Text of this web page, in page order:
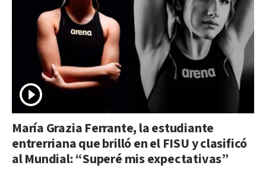
María Grazia Ferrante, la estudiante
entrerriana que brilló en el FISU y clasificó
al Mundial: “Superé mis expectativas”